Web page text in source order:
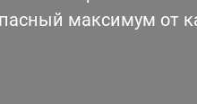
максимум от